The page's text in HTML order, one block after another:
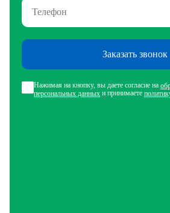
Заказать звонок
Нажимая на кнопку, вы даете согласие на
персональных данных и принимаете